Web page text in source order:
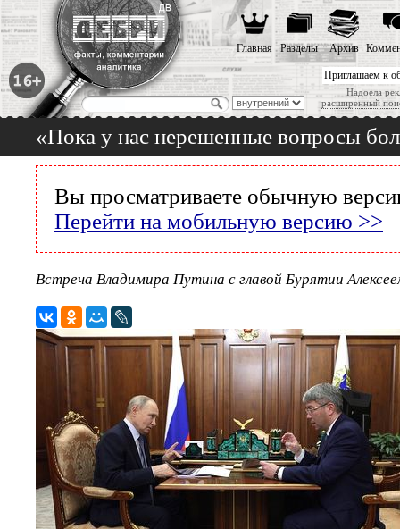
Приглашаем к
Надоела
расширенный
Главная Разделы Архив
«Пока у нас нерешенные вопросы
Вы просматриваете обычную
Перейти на мобильную версию >>
Встреча Владимира Путина с главой Бурятии